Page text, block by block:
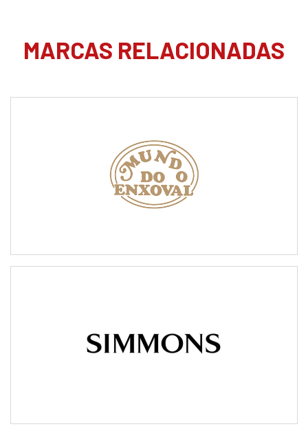
MARCAS RELACIONADAS